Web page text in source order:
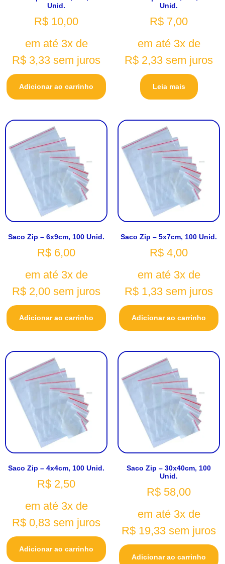
Unid.
R$ 10,00
em até 3x de
R$ 3,33 sem juros
Adicionar ao carrinho
Unid.
R$ 7,00
em até 3x de
R$ 2,33 sem juros
Leia mais
Saco Zip – 6x9cm, 100 Unid.
R$ 6,00
em até 3x de
R$ 2,00 sem juros
Adicionar ao carrinho
Saco Zip – 5x7cm, 100 Unid.
R$ 4,00
em até 3x de
R$ 1,33 sem juros
Adicionar ao carrinho
Saco Zip – 4x4cm, 100 Unid.
R$ 2,50
em até 3x de
R$ 0,83 sem juros
Adicionar ao carrinho
Saco Zip – 30x40cm, 100
Unid.
R$ 58,00
em até 3x de
R$ 19,33 sem juros
Adicionar ao carrinho